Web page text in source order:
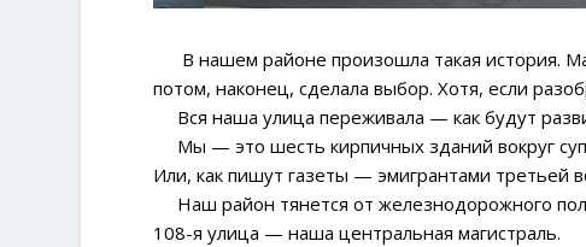
В нашем районе произошла такая история.
потом, наконец, сделала выбор. Хотя, если
Вся наша улица переживала — как будут
Мы — это шесть кирпичных зданий вокруг
Или, как пишут газеты — эмигрантами третьей
Наш район тянется от железнодорожного
108-я улица — наша центральная магистраль.